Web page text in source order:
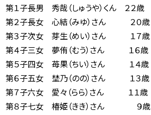
第１子長男 秀哉（しゅうや）くん ２２歳
第２子長女 心結（みゆ）さん ２０歳
第３子次女 芽生（めい）さん １７歳
第４子三女 夢侑（むう）さん １６歳
第５子四女 苺果（ちい）さん １４歳
第６子五女 埜乃（のの）さん １３歳
第７子六女 愛々（らら）さん １１歳
第８子七女 椿姫（きき）さん ９歳